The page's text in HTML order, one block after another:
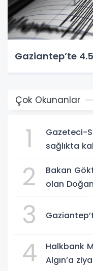
Gaziantep’te
Çok Okunanlar
1
Gazeteci-
sağlıkta
2
Bakan
olan
3
4
Halkbank
Algın’a